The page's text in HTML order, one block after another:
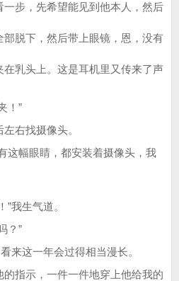
步，先希望能见到他本人，然后
脱下，然后带上眼镜，恩，没有
乳头上。这是耳机里又传来了声
！”
右找摄像头。
幅眼睛，都安装着摄像头，我
我生气道。
？”
这一年会过得相当漫长。
指示，一件一件地穿上他给我的